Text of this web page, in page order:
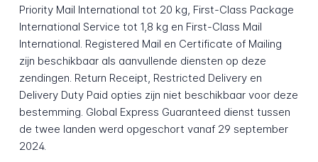
Priority Mail International tot 20 kg, First-Class Package
International Service tot 1,8 kg en First-Class Mail
International. Registered Mail en Certificate of Mailing
zijn beschikbaar als aanvullende diensten op deze
zendingen. Return Receipt, Restricted Delivery en
Delivery Duty Paid opties zijn niet beschikbaar voor deze
bestemming. Global Express Guaranteed dienst tussen
de twee landen werd opgeschort vanaf 29 september
2024.